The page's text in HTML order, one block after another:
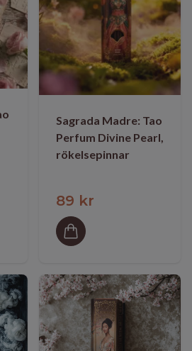
Sagrada Madre: Tao
Perfum Divine Pearl,
rökelsepinnar
89 kr